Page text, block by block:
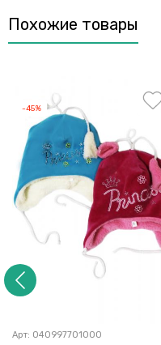
Похожие товары
-45%
Арт: 040997701000